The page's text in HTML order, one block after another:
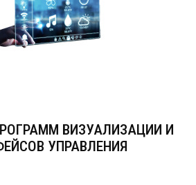
ВИЗУАЛИЗАЦИИ И
УПРАВЛЕНИЯ